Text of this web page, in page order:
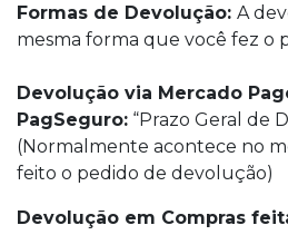
Formas de Devolução: A
mesma forma que você fez o
Devolução via Mercado
PagSeguro: “Prazo Geral de
(Normalmente acontece no
feito o pedido de devolução)
Devolução em Compras